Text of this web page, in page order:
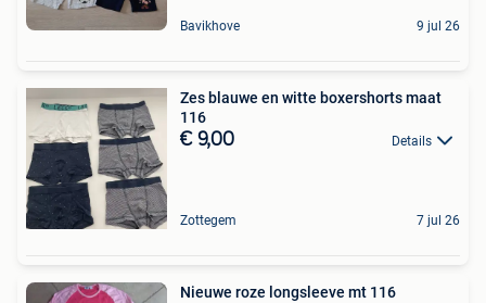
Bavikhove 9 jul 26
Zes blauwe en witte boxershorts maat
116
€ 9,00 Details
Zottegem 7 jul 26
Nieuwe roze longsleeve mt 116